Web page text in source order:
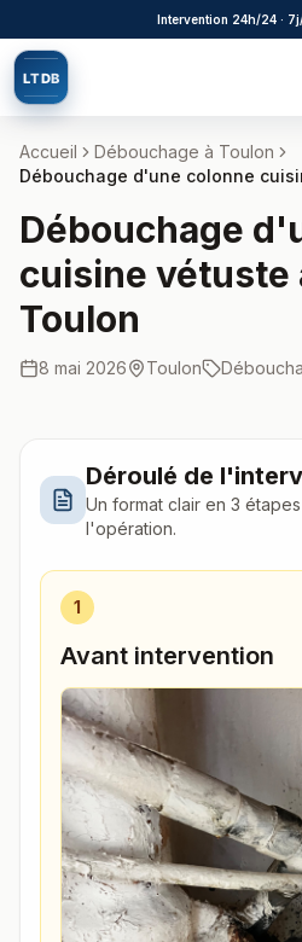
Aller au contenu principal
Intervention 24h/24 ·
LTDB
Accueil Débouchage à Toulon
Débouchage d'une colonne
Débouchage
cuisine vétuste
Toulon
8 mai 2026 Toulon
Déroulé de
Un format clair en 3
l'opération.
1
Avant intervention